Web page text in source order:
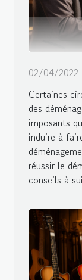
02/04/2022
Certaines
des
imposants
induire à
réussir le
conseils à